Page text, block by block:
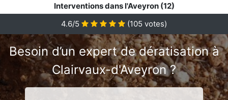
Interventions dans l'Aveyron (12)
4.6/5
(105 votes)
Besoin d’un expert de dératisation à
Clairvaux-d'Aveyron ?